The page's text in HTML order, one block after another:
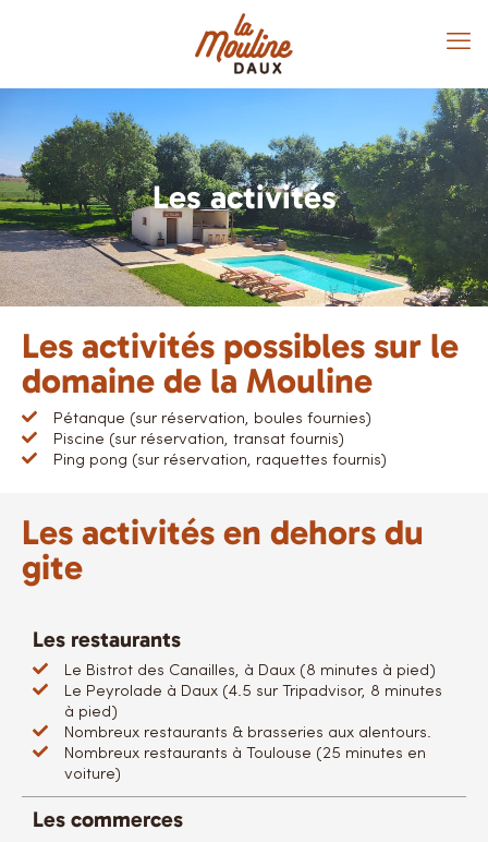
Les activités
Les activités possibles sur le
domaine de la Mouline
Pétanque (sur réservation, boules fournies)
Piscine (sur réservation, transat fournis)
Ping pong (sur réservation, raquettes fournis)
Les activités en dehors du
gite
Les restaurants
Le Bistrot des Canailles, à Daux (8 minutes à pied)
Le Peyrolade à Daux (4.5 sur Tripadvisor, 8 minutes
à pied)
Nombreux restaurants & brasseries aux alentours.
Nombreux restaurants à Toulouse (25 minutes en
voiture)
Les commerces